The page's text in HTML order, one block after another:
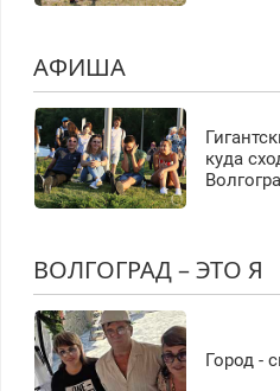
АФИША
куда
ВОЛГОГРАД – ЭТО Я
Город -